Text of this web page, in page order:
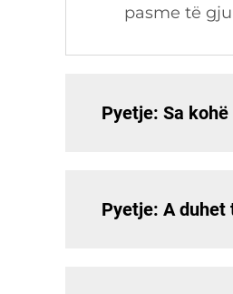
pasme të
Pyetje: Sa
Pyetje: A